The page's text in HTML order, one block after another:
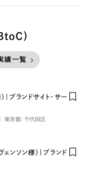
）
績一覧
ブランドサイト・サー
東京都 千代田区
ンソン様）｜ブランド